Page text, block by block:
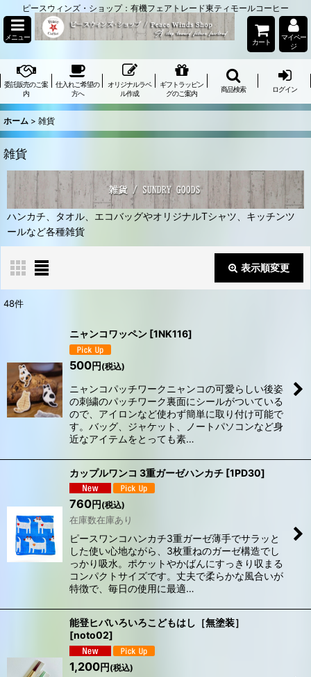
ピースウィンズ・ショップ：有機フェアトレード東ティモールコーヒー
メニュー
カート
マイペー
ジ
委託販売のご案
内
仕入れご希望の
方へ
オリジナルラベ
ル作成
ギフトラッピン
グのご案内
商品検索 ログイン
ホーム > 雑貨
雑貨
ハンカチ、タオル、エコバッグやオリジナルTシャツ、キッチンツ
ールなど各種雑貨
表示順変更
在庫あり
並び順:
絞り込む
48件
ニャンコワッペン [1NK116]
500円 (税込)
ニャンコパッチワークニャンコの可愛らしい後姿
の刺繍のパッチワーク裏面にシールがついている
ので、アイロンなど使わず簡単に取り付け可能で
す。バッグ、ジャケット、ノートパソコンなど身
近なアイテムをとっても素…
カップルワンコ 3重ガーゼハンカチ [1PD30]
760円 (税込)
在庫数在庫あり
ピースワンコハンカチ3重ガーゼ薄手でサラッと
した使い心地ながら、3枚重ねのガーゼ構造でし
っかり吸水。ポケットやかばんにすっきり収まる
コンパクトサイズです。丈夫で柔らかな風合いが
特徴で、毎日の使用に最適…
能登ヒバいろいろこどもはし［無塗装］
[noto02]
1,200円 (税込)